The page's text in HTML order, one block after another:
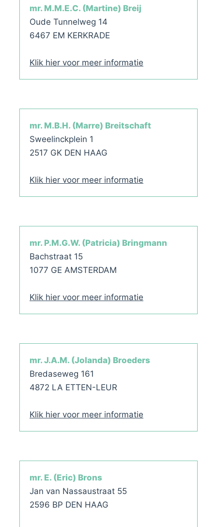
mr. M.M.E.C. (Martine) Breij
Oude Tunnelweg 14
6467 EM KERKRADE
Klik hier voor meer informatie
mr. M.B.H. (Marre) Breitschaft
Sweelinckplein 1
2517 GK DEN HAAG
Klik hier voor meer informatie
mr. P.M.G.W. (Patricia) Bringmann
Bachstraat 15
1077 GE AMSTERDAM
Klik hier voor meer informatie
mr. J.A.M. (Jolanda) Broeders
Bredaseweg 161
4872 LA ETTEN-LEUR
Klik hier voor meer informatie
mr. E. (Eric) Brons
Jan van Nassaustraat 55
2596 BP DEN HAAG